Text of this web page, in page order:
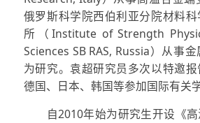
俄罗斯科学院西伯利亚分院材料
所（Institute of Strength
Sciences SB RAS, Russia）从事
为研究。袁超研究员多次以特邀报
德国、日本、韩国等参加国际有关
自2010年始为研究生开设《高